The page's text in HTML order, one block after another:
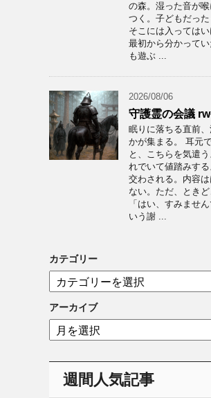
の森。湿った音が喉
つく。子どもだっ
そこには入ってはい
最初から分かって
も遊ぶ ...
2026/08/06
守護霊の会議
眠りに落ちる直前
かが集まる。 耳元
と、こちらを気遣
れでいて値踏みす
交わされる。内容
ない。ただ、とき
「はい、すみませ
いう謝 ...
カテゴリー
テ
ゴ
リ
ー
アーカイブ
ア
ー
週間人気記事